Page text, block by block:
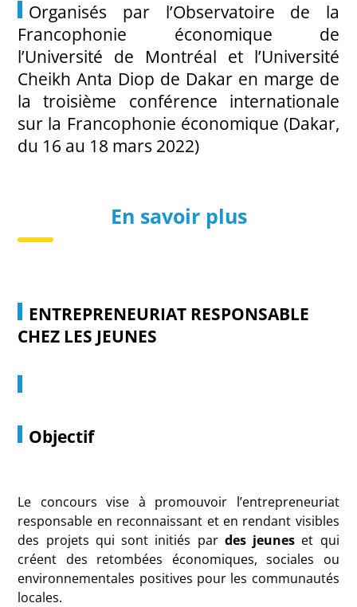
Organisés par l’Observatoire de la
Francophonie économique de
l’Université de Montréal et l’Université
Cheikh Anta Diop de Dakar en marge de
la troisième conférence internationale
sur la Francophonie économique (Dakar,
du 16 au 18 mars 2022)
En savoir plus
ENTREPRENEURIAT RESPONSABLE
CHEZ LES JEUNES
Objectif
Le concours vise à promouvoir l’entrepreneuriat
responsable en reconnaissant et en rendant visibles
des projets qui sont initiés par des jeunes et qui
créent des retombées économiques, sociales ou
environnementales positives pour les communautés
locales.